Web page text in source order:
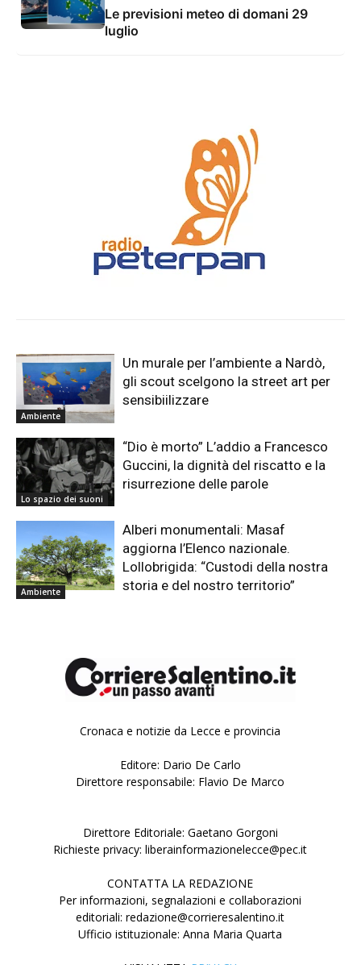
Le previsioni meteo di domani 29
luglio
Ambiente
Un murale per l’ambiente a Nardò,
gli scout scelgono la street art per
sensibiilizzare
Lo spazio dei suoni
“Dio è morto” L’addio a Francesco
Guccini, la dignità del riscatto e la
risurrezione delle parole
Ambiente
Alberi monumentali: Masaf
aggiorna l’Elenco nazionale.
Lollobrigida: “Custodi della nostra
storia e del nostro territorio”
Cronaca e notizie da Lecce e provincia
Editore: Dario De Carlo
Direttore responsabile: Flavio De Marco
Direttore Editoriale: Gaetano Gorgoni
Richieste privacy: liberainformazionelecce@pec.it
CONTATTA LA REDAZIONE
Per informazioni, segnalazioni e collaborazioni
editoriali: redazione@corrieresalentino.it
Ufficio istituzionale: Anna Maria Quarta